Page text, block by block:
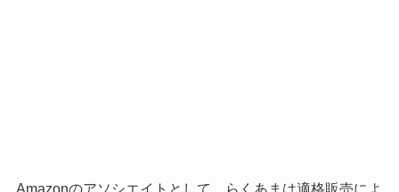
Amazonのアソシエイトとして、らくあまは適格販売によ